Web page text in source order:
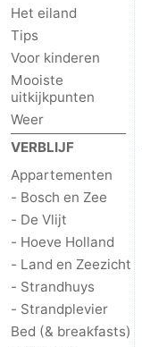
Het eiland
Tips
Voor kinderen
Mooiste
uitkijkpunten
Weer
VERBLIJF
Appartementen
- Bosch en Zee
- De Vlijt
- Hoeve Holland
- Land en Zeezicht
- Strandhuys
- Strandplevier
Bed (& breakfasts)